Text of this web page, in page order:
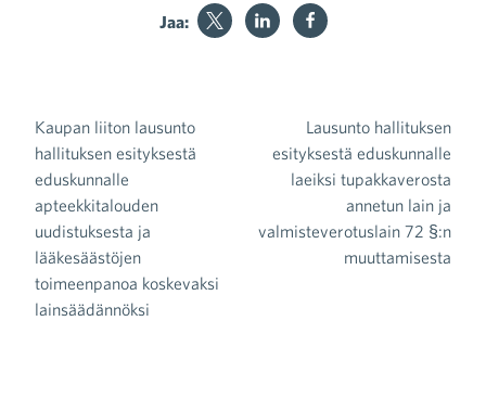
Jaa:
Artikkelien selaus
Kaupan liiton lausunto
hallituksen esityksestä
eduskunnalle
apteekkitalouden
uudistuksesta ja
lääkesäästöjen
toimeenpanoa koskevaksi
lainsäädännöksi
Lausunto hallituksen
esityksestä eduskunnalle
laeiksi tupakkaverosta
annetun lain ja
valmisteverotuslain 72 §:n
muuttamisesta